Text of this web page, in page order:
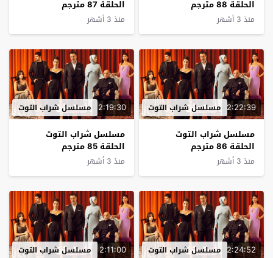
الحلقة 88 مترجم
منذ 3 أشهر
الحلقة 87 مترجم
منذ 3 أشهر
2:22:39 مسلسل شراب التوت
مسلسل شراب التوت
الحلقة 86 مترجم
منذ 3 أشهر
2:19:30 مسلسل شراب التوت
مسلسل شراب التوت
الحلقة 85 مترجم
منذ 3 أشهر
2:24:52 مسلسل شراب التوت 2:11:00 مسلسل شراب التوت